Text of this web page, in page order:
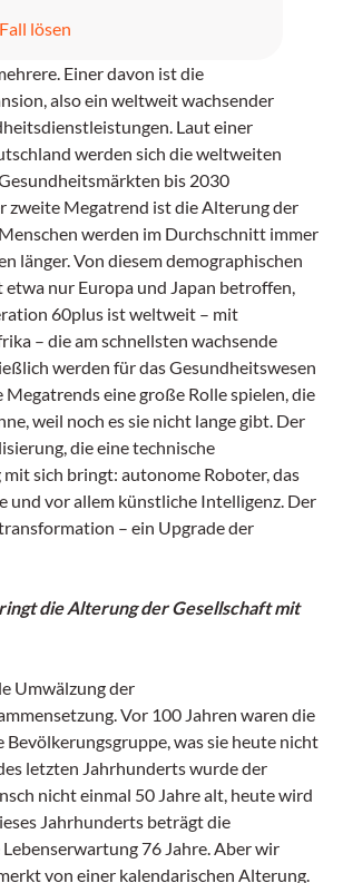
lösen
Einer davon ist die
also ein weltweit wachsender
Laut einer
werden sich die weltweiten
bis 2030
zweite Megatrend ist die Alterung der
werden im Durchschnitt immer
länger. Von diesem demographischen
etwa nur Europa und Japan betroffen,
60plus ist weltweit – mit
– die am schnellsten wachsende
werden für das Gesundheitswesen
Megatrends eine große Rolle spielen, die
weil noch es sie nicht lange gibt. Der
die eine technische
sich bringt: autonome Roboter, das
und vor allem künstliche Intelligenz. Der
– ein Upgrade der
die Alterung der Gesellschaft mit
Umwälzung der
Vor 100 Jahren waren die
Bevölkerungsgruppe, was sie heute nicht
letzten Jahrhunderts wurde der
nicht einmal 50 Jahre alt, heute wird
Jahrhunderts beträgt die
76 Jahre. Aber wir
von einer kalendarischen Alterung.